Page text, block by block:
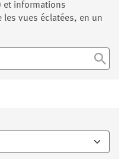
et informations
les vues éclatées, en un